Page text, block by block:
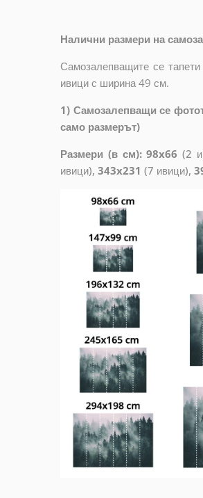
Налични размери на
Самозалепващите се
ивици с ширина 49 см.
1) Самозалепващи се
само размерът)
Размери (в см): 98x66 (2
ивици), 343x231 (7 ивици),